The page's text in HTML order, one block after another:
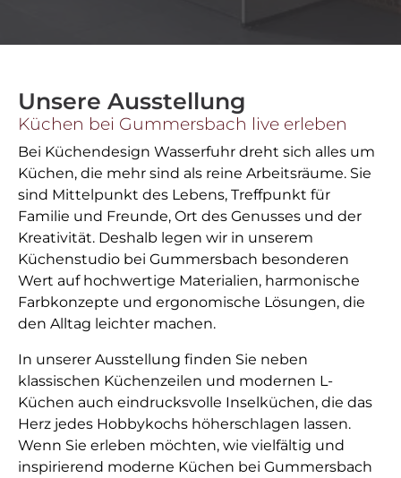
Unsere Ausstellung
Küchen bei Gummersbach live erleben
Bei Küchendesign Wasserfuhr dreht sich alles um
Küchen, die mehr sind als reine Arbeitsräume. Sie
sind Mittelpunkt des Lebens, Treffpunkt für
Familie und Freunde, Ort des Genusses und der
Kreativität. Deshalb legen wir in unserem
Küchenstudio bei Gummersbach besonderen
Wert auf hochwertige Materialien, harmonische
Farbkonzepte und ergonomische Lösungen, die
den Alltag leichter machen.
In unserer Ausstellung finden Sie neben
klassischen Küchenzeilen und modernen L-
Küchen auch eindrucksvolle Inselküchen, die das
Herz jedes Hobbykochs höherschlagen lassen.
Wenn Sie erleben möchten, wie vielfältig und
inspirierend moderne Küchen bei Gummersbach